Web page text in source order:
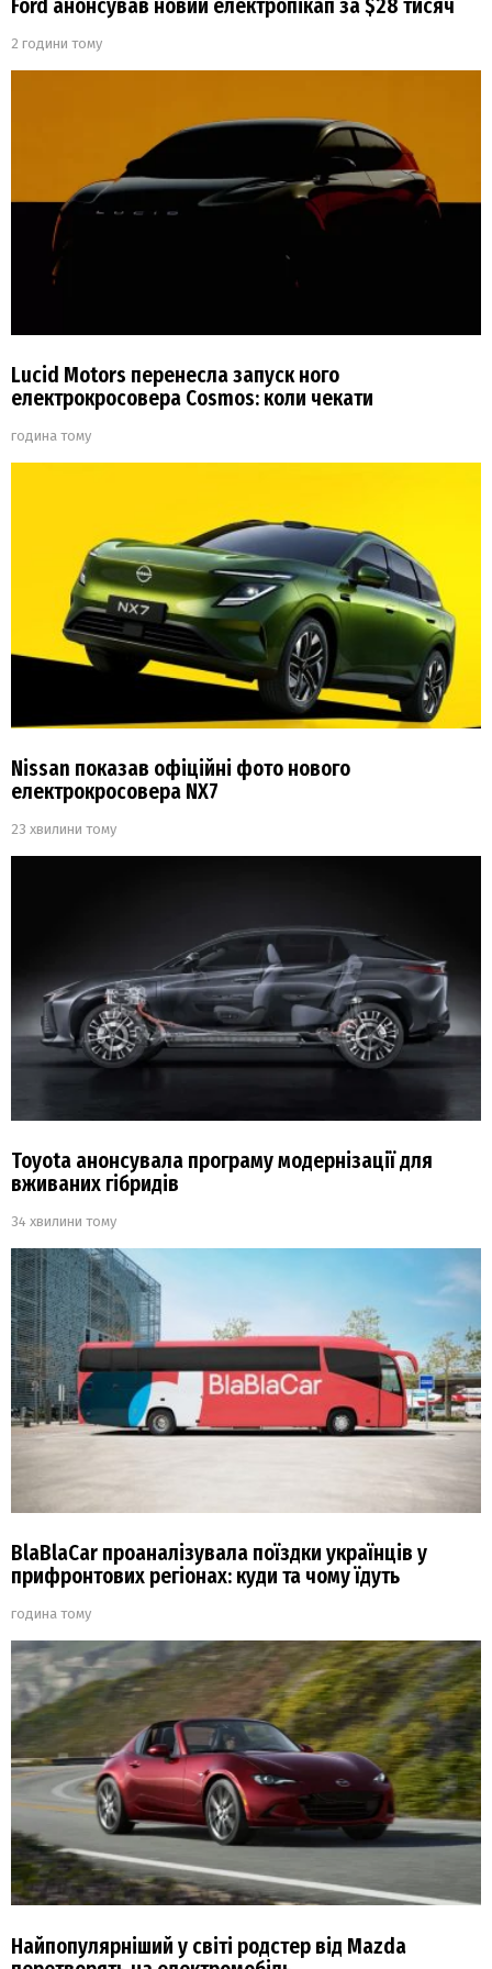
Ford анонсував новий електропікап за $28 тисяч
2 години тому
Lucid Motors перенесла запуск ного
електрокросовера Cosmos: коли чекати
година тому
Nissan показав офіційні фото нового
електрокросовера NX7
23 хвилини тому
Toyota анонсувала програму модернізації для
вживаних гібридів
34 хвилини тому
BlaBlaCar проаналізувала поїздки українців у
прифронтових регіонах: куди та чому їдуть
година тому
Найпопулярніший у світі родстер від Mazda